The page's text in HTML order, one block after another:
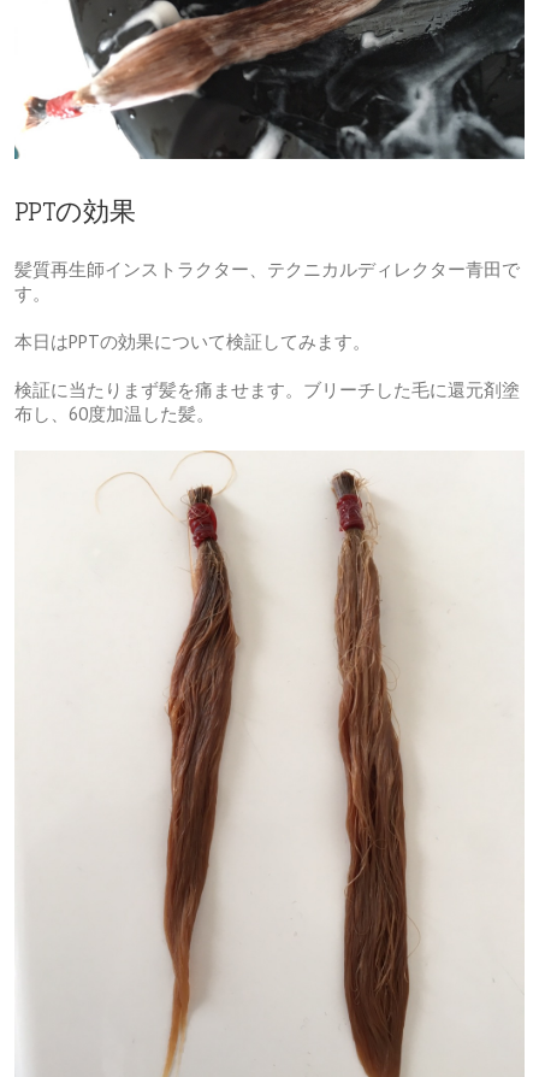
PPTの効果
髪質再生師インストラクター、テクニカルディレクター青田で
す。
本日はPPTの効果について検証してみます。
検証に当たりまず髪を痛ませます。ブリーチした毛に還元剤塗
布し、60度加温した髪。